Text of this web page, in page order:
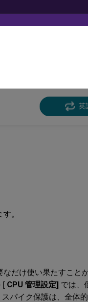
英
。
だけ使い果たすこと
[ CPU 管理設定] では、
パイク保護は、全体